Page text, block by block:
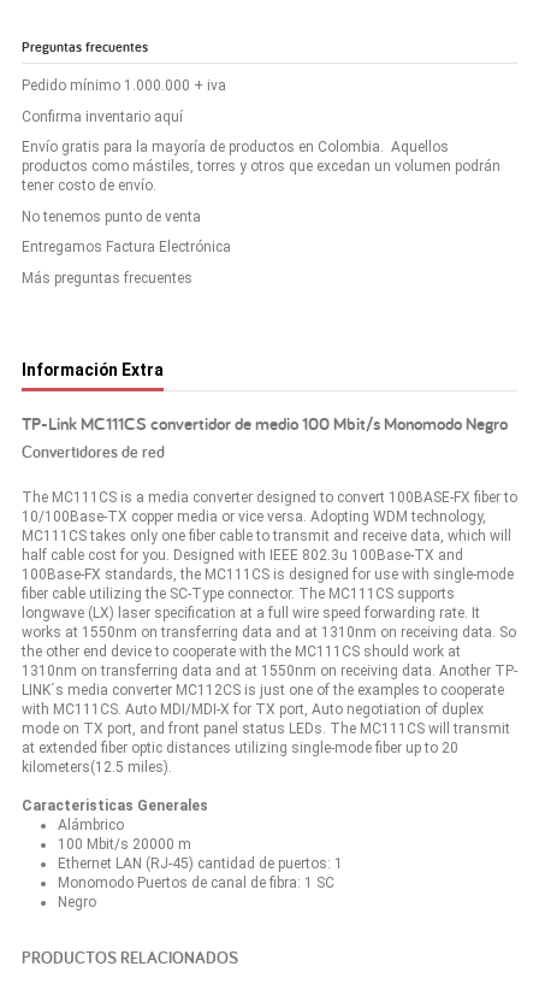
Preguntas frecuentes
Pedido mínimo 1.000.000 + iva
Confirma inventario aquí
Envío gratis para la mayoría de productos en Colombia. Aquellos
productos como mástiles, torres y otros que excedan un volumen podrán
tener costo de envío.
No tenemos punto de venta
Entregamos Factura Electrónica
Más preguntas frecuentes
Información Extra
TP-Link MC111CS convertidor de medio 100 Mbit/s Monomodo Negro
Convertidores de red
The MC111CS is a media converter designed to convert 100BASE-FX fiber to
10/100Base-TX copper media or vice versa. Adopting WDM technology,
MC111CS takes only one fiber cable to transmit and receive data, which will
half cable cost for you. Designed with IEEE 802.3u 100Base-TX and
100Base-FX standards, the MC111CS is designed for use with single-mode
fiber cable utilizing the SC-Type connector. The MC111CS supports
longwave (LX) laser specification at a full wire speed forwarding rate. It
works at 1550nm on transferring data and at 1310nm on receiving data. So
the other end device to cooperate with the MC111CS should work at
1310nm on transferring data and at 1550nm on receiving data. Another TP-
LINK´s media converter MC112CS is just one of the examples to cooperate
with MC111CS. Auto MDI/MDI-X for TX port, Auto negotiation of duplex
mode on TX port, and front panel status LEDs. The MC111CS will transmit
at extended fiber optic distances utilizing single-mode fiber up to 20
kilometers(12.5 miles).
Caracteristicas Generales
Alámbrico
100 Mbit/s 20000 m
Ethernet LAN (RJ-45) cantidad de puertos: 1
Monomodo Puertos de canal de fibra: 1 SC
Negro
PRODUCTOS RELACIONADOS